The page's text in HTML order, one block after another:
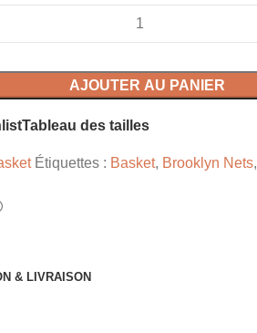
AJOUTER AU PANIER
Tableau des tailles
Étiquettes : Basket, Brooklyn Nets,
& LIVRAISON